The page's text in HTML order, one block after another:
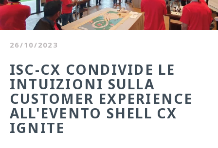
26/10/2023
ISC-CX CONDIVIDE LE
INTUIZIONI SULLA
CUSTOMER EXPERIENCE
ALL'EVENTO SHELL CX
IGNITE